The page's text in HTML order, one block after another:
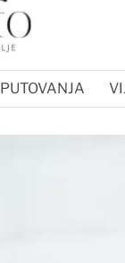
PUTOVANJA